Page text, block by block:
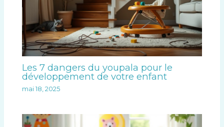
Les 7 dangers du youpala pour le
développement de votre enfant
mai 18, 2025